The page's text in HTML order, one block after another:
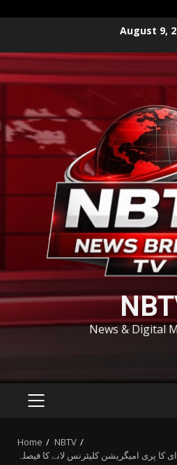
content
August 9,
News & Digital
PRIMARY
Home
NBTV
کا پری امیگریشن کلیئرنس لانے کا فیصلہ